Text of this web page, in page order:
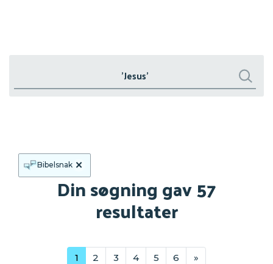
Søg
Bibelsnak ×
Din søgning gav 57
resultater
1 2 3 4 5 6 »